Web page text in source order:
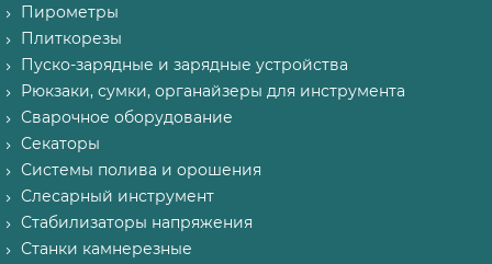
Пирометры
Плиткорезы
Пуско-зарядные и зарядные устройства
Рюкзаки, сумки, органайзеры для инструмента
Сварочное оборудование
Секаторы
Системы полива и орошения
Слесарный инструмент
Стабилизаторы напряжения
Станки камнерезные